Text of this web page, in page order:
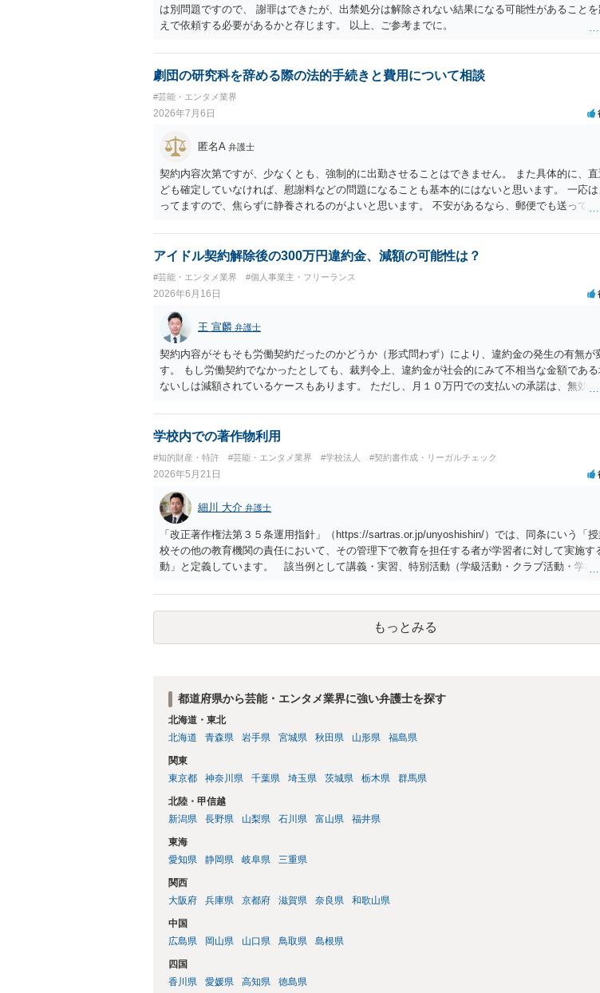
は別問題ですので、 謝罪はできたが、出禁処分は解除されない結果になる可能性があることを
えで依頼する必要があるかと存じます。 以上、ご参考までに。
劇団の研究科を辞める際の法的手続きと費用について相談
#芸能・エンタメ業界
2026年7月6日
匿名A 弁護士
契約内容次第ですが、少なくとも、強制的に出勤させることはできません。 また具体的に、
ども確定していなければ、慰謝料などの問題になることも基本的にはないと思います。 一応
ってますので、焦らずに静養されるのがよいと思います。 不安があるなら、郵便でも送って
アイドル契約解除後の300万円違約金、減額の可能性は？
#芸能・エンタメ業界 #個人事業主・フリーランス
2026年6月16日
王 宣麟 弁護士
契約内容がそもそも労働契約だったのかどうか（形式問わず）により、違約金の発生の有無が
す。 もし労働契約でなかったとしても、裁判令上、違約金が社会的にみて不相当な金額であ
ないしは減額されているケースもあります。 ただし、月１０万円での支払いの承諾は、無効
的なアドバイスは難しいように思われます。
学校内での著作物利用
#知的財産・特許 #芸能・エンタメ業界 #学校法人 #契約書作成・リーガルチェック
2026年5月21日
細川 大介 弁護士
「改正著作権法第３５条運用指針」（https://sartras.or.jp/unyoshishin/）では、同条にいう「
校その他の教育機関の責任において、その管理下で教育を担任する者が学習者に対して実施す
動」と定義しています。 該当例として講義・実習、特別活動（学級活動・クラブ活動・学校
列挙しています。 本件をこれに当てはめますと、 ①主体である学校司書は、学校図書館法第
上「専ら学校図書館の職務に従事する職員」と位置づけられ、運用指針にいう「教育を担任す
当しません。 ②活動内容も、特別活動・学校行事等ではなく、図書館独自の読書推進活動であ
のいずれにも当たりません。 したがって、本件展示は「授業の過程」要件を満たさず、３５
が正しいのかについて司法の判断が下されることがないものと思われます。
もっとみる
都道府県から芸能・エンタメ業界に強い弁護士を探す
北海道・東北
北海道
青森県 岩手県 宮城県 秋田県 山形県 福島県
関東
東京都
神奈川県 千葉県 埼玉県 茨城県 栃木県 群馬県
北陸・甲信越
新潟県
長野県 山梨県 石川県 富山県 福井県
東海
愛知県
静岡県 岐阜県 三重県
関西
大阪府
兵庫県 京都府 滋賀県 奈良県 和歌山県
中国
広島県
岡山県 山口県 鳥取県 島根県
四国
香川県
愛媛県 高知県 徳島県